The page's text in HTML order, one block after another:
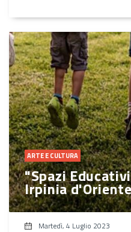
ARTE E CULTURA
"Spazi
Irpinia
Martedì, 4 Luglio 2023